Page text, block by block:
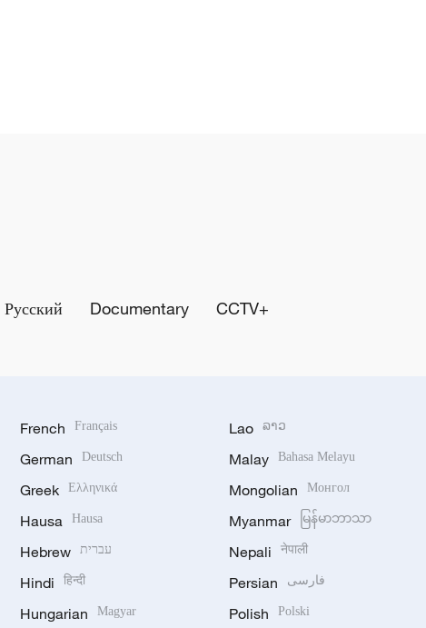
Русский Documentary CCTV+
French Français
German Deutsch
Greek Ελληνικά
Hausa Hausa
Hebrew עברית
Hindi हिन्दी
Hungarian Magyar
Lao ລາວ
Malay Bahasa Melayu
Mongolian Монгол
Myanmar မြန်မာဘာသာ
Nepali नेपाली
Persian فارسی
Polish Polski